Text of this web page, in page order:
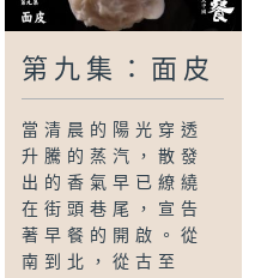
第九集：面皮
當清晨的陽光穿透
升騰的蒸汽，散發
出的香氣早已繚繞
在街頭巷尾，宣告
著早餐的開啟。從
南到北，從古至